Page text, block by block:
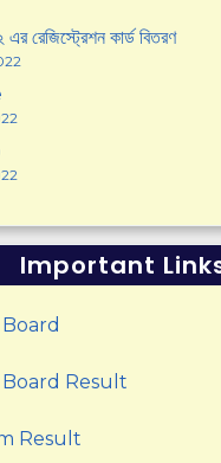
রেজিস্ট্রেশন কার্ড বিতরণ
Important
Result
Result